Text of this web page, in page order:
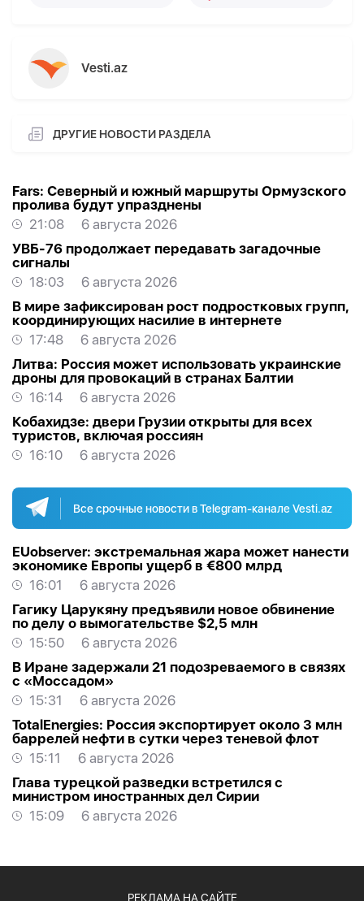
Vesti.az
ДРУГИЕ НОВОСТИ РАЗДЕЛА
Fars: Северный и южный маршруты Ормузского
пролива будут упразднены
21:08
6 августа 2026
УВБ-76 продолжает передавать загадочные
сигналы
18:03
6 августа 2026
В мире зафиксирован рост подростковых групп,
координирующих насилие в интернете
17:48
6 августа 2026
Литва: Россия может использовать украинские
дроны для провокаций в странах Балтии
16:14
6 августа 2026
Кобахидзе: двери Грузии открыты для всех
туристов, включая россиян
16:10
6 августа 2026
Все срочные новости в Telegram-канале Vesti.az
EUobserver: экстремальная жара может нанести
экономике Европы ущерб в €800 млрд
16:01
6 августа 2026
Гагику Царукяну предъявили новое обвинение
по делу о вымогательстве $2,5 млн
15:50
6 августа 2026
В Иране задержали 21 подозреваемого в связях
с «Моссадом»
15:31
6 августа 2026
TotalEnergies: Россия экспортирует около 3 млн
баррелей нефти в сутки через теневой флот
15:11
6 августа 2026
Глава турецкой разведки встретился с
министром иностранных дел Сирии
15:09
6 августа 2026
РЕКЛАМА НА САЙТЕ